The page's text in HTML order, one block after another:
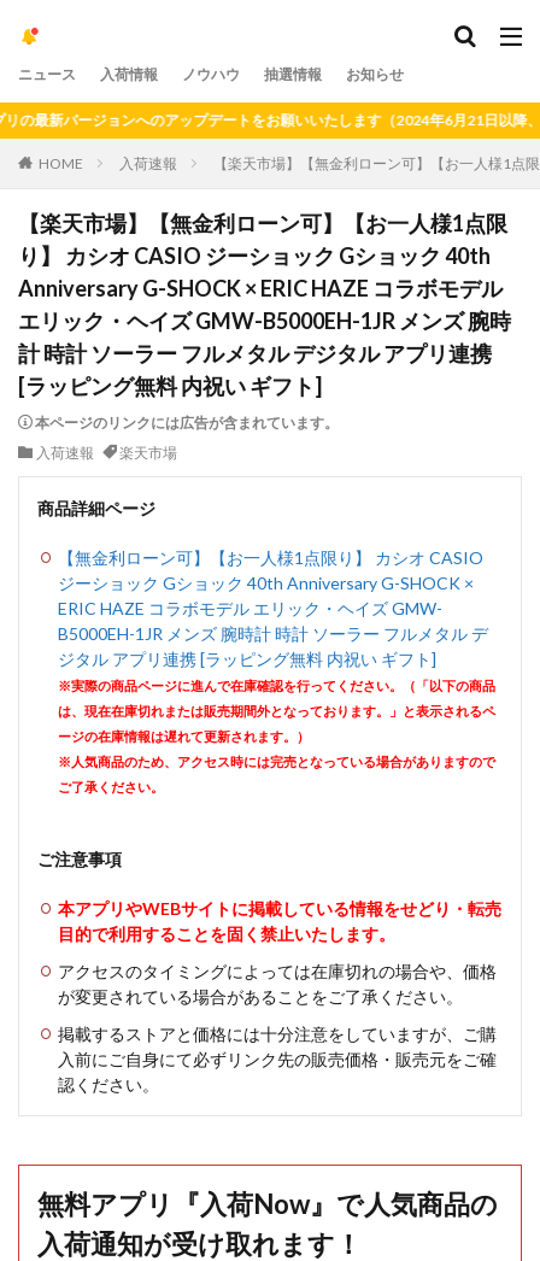
ニュース 入荷情報 ノウハウ 抽選情報 お知らせ
バージョンへのアップデートをお願いいたします（2024年6月21日以降、旧バ
HOME 入荷速報 【楽天市場】【無金利ローン可】【お一人様1点
【楽天市場】【無金利ローン可】【お一人様1点限
り】 カシオ CASIO ジーショック Gショック 40th
Anniversary G-SHOCK × ERIC HAZE コラボモデル
エリック・ヘイズ GMW-B5000EH-1JR メンズ 腕時
計 時計 ソーラー フルメタル デジタル アプリ連携
[ラッピング無料 内祝い ギフト]
本ページのリンクには広告が含まれています。
入荷速報
楽天市場
商品詳細ページ
【無金利ローン可】【お一人様1点限り】 カシオ CASIO
ジーショック Gショック 40th Anniversary G-SHOCK ×
ERIC HAZE コラボモデル エリック・ヘイズ GMW-
B5000EH-1JR メンズ 腕時計 時計 ソーラー フルメタル デ
ジタル アプリ連携 [ラッピング無料 内祝い ギフト]
※実際の商品ページに進んで在庫確認を行ってください。（「以下の商品
は、現在在庫切れまたは販売期間外となっております。」と表示されるペ
ージの在庫情報は遅れて更新されます。）
※人気商品のため、アクセス時には完売となっている場合がありますので
ご了承ください。
ご注意事項
本アプリやWEBサイトに掲載している情報をせどり・転売
目的で利用することを固く禁止いたします。
アクセスのタイミングによっては在庫切れの場合や、価格
が変更されている場合があることをご了承ください。
掲載するストアと価格には十分注意をしていますが、ご購
入前にご自身にて必ずリンク先の販売価格・販売元をご確
認ください。
無料アプリ『入荷Now』で人気商品の
入荷通知が受け取れます！